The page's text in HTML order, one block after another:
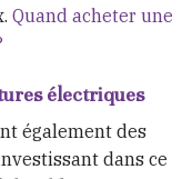
Quand acheter une
électriques
également des
dans ce